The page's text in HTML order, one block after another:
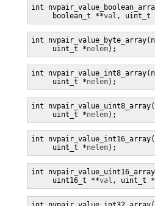
int
     boolean_t **
val , uint_t
int
     uint_t *
nelem);
int
     uint_t *
nelem);
int
     uint_t *
nelem);
int
     uint_t *
nelem);
int
     uint16_t **
val , uint_t *